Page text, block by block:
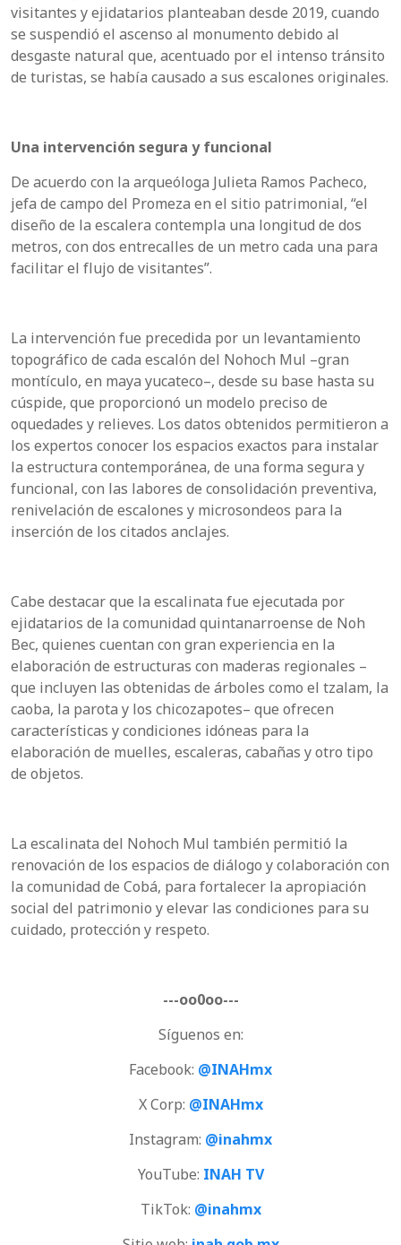
visitantes y ejidatarios planteaban desde 2019, cuando
se suspendió el ascenso al monumento debido al
desgaste natural que, acentuado por el intenso tránsito
de turistas, se había causado a sus escalones originales.
Una intervención segura y funcional
De acuerdo con la arqueóloga Julieta Ramos Pacheco,
jefa de campo del Promeza en el sitio patrimonial, “el
diseño de la escalera contempla una longitud de dos
metros, con dos entrecalles de un metro cada una para
facilitar el flujo de visitantes”.
La intervención fue precedida por un levantamiento
topográfico de cada escalón del Nohoch Mul –gran
montículo, en maya yucateco–, desde su base hasta su
cúspide, que proporcionó un modelo preciso de
oquedades y relieves. Los datos obtenidos permitieron a
los expertos conocer los espacios exactos para instalar
la estructura contemporánea, de una forma segura y
funcional, con las labores de consolidación preventiva,
renivelación de escalones y microsondeos para la
inserción de los citados anclajes.
Cabe destacar que la escalinata fue ejecutada por
ejidatarios de la comunidad quintanarroense de Noh
Bec, quienes cuentan con gran experiencia en la
elaboración de estructuras con maderas regionales –
que incluyen las obtenidas de árboles como el tzalam, la
caoba, la parota y los chicozapotes– que ofrecen
características y condiciones idóneas para la
elaboración de muelles, escaleras, cabañas y otro tipo
de objetos.
La escalinata del Nohoch Mul también permitió la
renovación de los espacios de diálogo y colaboración con
la comunidad de Cobá, para fortalecer la apropiación
social del patrimonio y elevar las condiciones para su
cuidado, protección y respeto.
---oo0oo---
Síguenos en:
Facebook: @INAHmx
X Corp: @INAHmx
Instagram: @inahmx
YouTube: INAH TV
TikTok: @inahmx